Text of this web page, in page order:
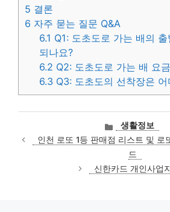
5 결론
6 자주 묻는 질문 Q&A
6.1 Q1: 도초도로 가는 배의
되나요?
6.2 Q2: 도초도로 가는 배 요
6.3 Q3: 도초도의 선착장은
카
테
고
생활정보
인천 로또 1등 판매점 리스트 및 로
드
신한카드 개인사업